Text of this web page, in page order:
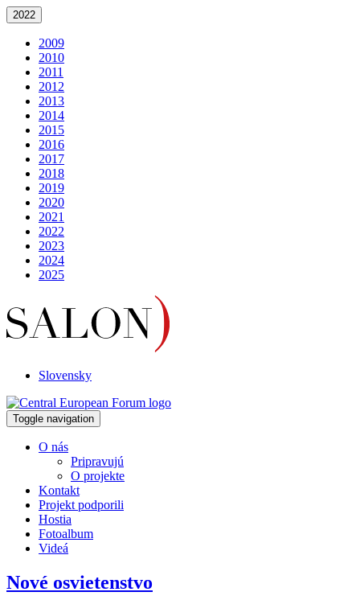
2022
2009
2010
2011
2012
2013
2014
2015
2016
2017
2018
2019
2020
2021
2022
2023
2024
2025
Slovensky
Toggle navigation
O nás
Pripravujú
O projekte
Kontakt
Projekt podporili
Hostia
Fotoalbum
Videá
Nové osvietenstvo